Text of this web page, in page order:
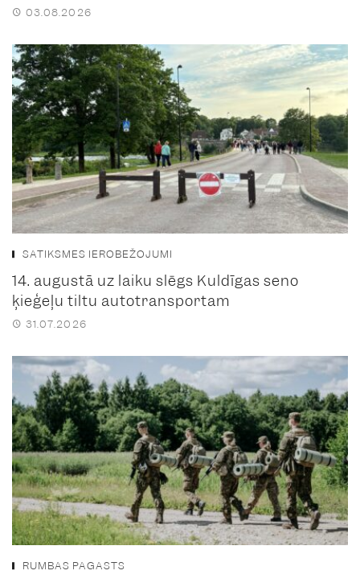
03.08.2026
SATIKSMES IEROBEŽOJUMI
14. augustā uz laiku slēgs Kuldīgas seno
ķieģeļu tiltu autotransportam
31.07.2026
RUMBAS PAGASTS